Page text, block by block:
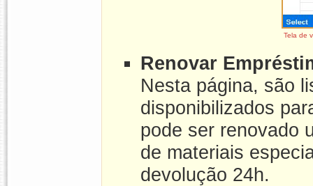
Tela de
Renovar
Nesta página, são
disponibilizados
pode ser renovado
de materiais
devolução 24h.